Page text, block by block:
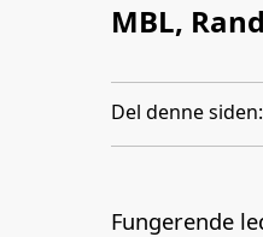
MBL,
Del denne siden:
Fungerende